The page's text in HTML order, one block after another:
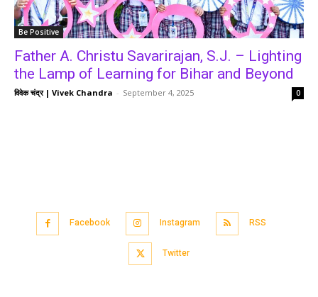
Be Positive
Father A. Christu Savarirajan, S.J. – Lighting
the Lamp of Learning for Bihar and Beyond
विवेक चंद्र | Vivek Chandra - September 4, 2025 0
Facebook Instagram RSS
Twitter